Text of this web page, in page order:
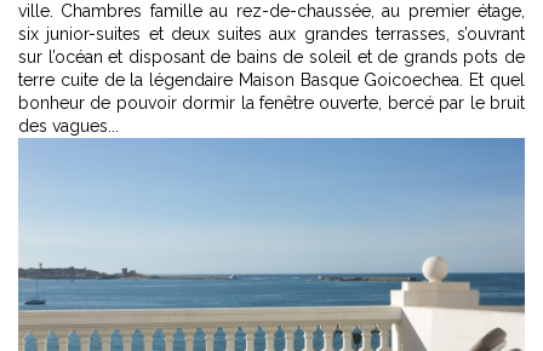
ville. Chambres famille au rez-de-chaussée, au premier étage,
six junior-suites et deux suites aux grandes terrasses, s’ouvrant
sur l’océan et disposant de bains de soleil et de grands pots de
terre cuite de la légendaire Maison Basque Goicoechea. Et quel
bonheur de pouvoir dormir la fenêtre ouverte, bercé par le bruit
des vagues...